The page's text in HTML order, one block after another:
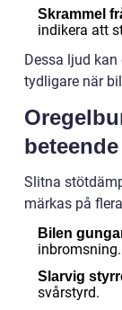
Skrammel
indikera att
Dessa ljud
tydligare när
beteende
Slitna
märkas på
Bilen
inbromsning.
Slarvig
svårstyrd.